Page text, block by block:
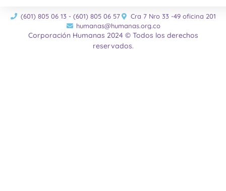
(601) 805 06 13 - (601) 805 06 57
Cra 7 Nro 33 -49 oficina 201
humanas@humanas.org.co
Corporación Humanas 2024 © Todos los derechos
reservados.